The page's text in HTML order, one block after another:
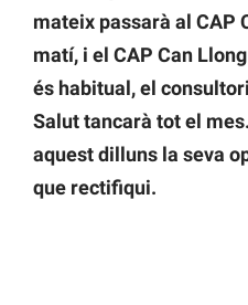
mateix passarà al CAP
matí, i el CAP Can
és habitual, el
Salut tancarà tot el
aquest dilluns la seva
que rectifiqui.